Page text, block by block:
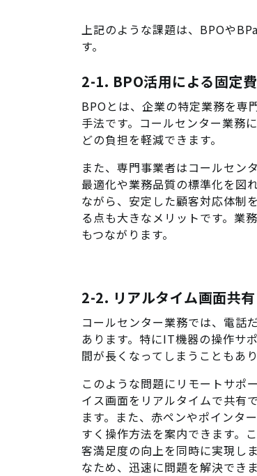
上記のような課題は、BPOや
す。
2-1. BPO活用による固定
BPOとは、企業の特定業務を専
手法です。コールセンター業務
どの負担を軽減できます。
また、専門事業者はコールセン
最適化や業務品質の標準化を図
ながら、安定した顧客対応体制
る点も大きなメリットです。業
もつながります。
2-2. リアルタイム画面共
コールセンター業務では、電話
あります。特にIT機器の操作サ
間が長くなってしまうこともあり
このような問題にリモートサポ
イス画面をリアルタイムで共有
ます。また、赤ペンやポインタ
すく操作方法を案内できます。
客満足度の向上を同時に実現し
なため、迅速に問題を解決できま